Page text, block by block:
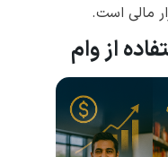
مالی است.
از وام